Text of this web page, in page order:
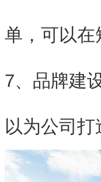
单，可以在
7、品牌建
以为公司